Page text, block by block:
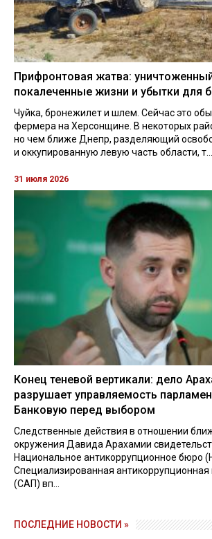
Прифронтовая жатва:
покалеченные жизни и убытки для
Чуйка, бронежилет и шлем. Сейчас это
фермера на Херсонщине. В некоторых
но чем ближе Днепр, разделяющий
и оккупированную левую часть области, т...
31 июля 2026
Конец теневой вертикали: дело
разрушает управляемость
Банковую перед выбором
Следственные действия в отношении
окружения Давида Арахамии
Национальное антикоррупционное бюро
Специализированная антикоррупционная
(САП) вп...
ПОСЛЕДНИЕ НОВОСТИ »